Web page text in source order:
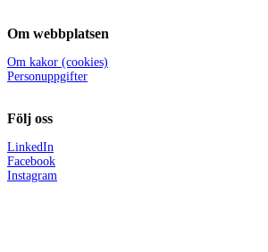
Om webbplatsen
Om kakor (cookies)
Personuppgifter
Följ oss
LinkedIn
Facebook
Instagram